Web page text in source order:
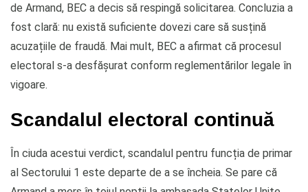
de Armand, BEC a decis să respingă solicitarea. Concluzia a
fost clară: nu există suficiente dovezi care să susțină
acuzațiile de fraudă. Mai mult, BEC a afirmat că procesul
electoral s-a desfășurat conform reglementărilor legale în
vigoare.
Scandalul electoral continuă
În ciuda acestui verdict, scandalul pentru funcția de primar
al Sectorului 1 este departe de a se încheia. Se pare că